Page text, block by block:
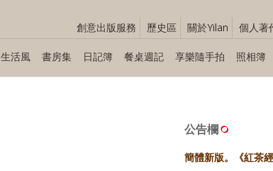
創意出版服務 歷史區 關於Yilan 個人著
生活風 書房集 日記簿 餐桌週記 享樂隨手拍 照相簿
公告欄
簡體新版。《紅茶經